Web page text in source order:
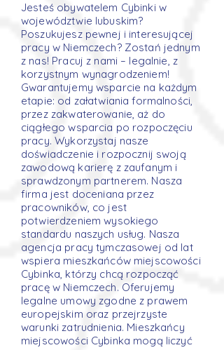
Jesteś obywatelem Cybinki w
województwie lubuskim?
Poszukujesz pewnej i interesującej
pracy w Niemczech? Zostań jednym
z nas! Pracuj z nami – legalnie, z
korzystnym wynagrodzeniem!
Gwarantujemy wsparcie na każdym
etapie: od załatwiania formalności,
przez zakwaterowanie, aż do
ciągłego wsparcia po rozpoczęciu
pracy. Wykorzystaj nasze
doświadczenie i rozpocznij swoją
zawodową karierę z zaufanym i
sprawdzonym partnerem. Nasza
firma jest doceniana przez
pracowników, co jest
potwierdzeniem wysokiego
standardu naszych usług. Nasza
agencja pracy tymczasowej od lat
wspiera mieszkańców miejscowości
Cybinka, którzy chcą rozpocząć
pracę w Niemczech. Oferujemy
legalne umowy zgodne z prawem
europejskim oraz przejrzyste
warunki zatrudnienia. Mieszkańcy
miejscowości Cybinka mogą liczyć